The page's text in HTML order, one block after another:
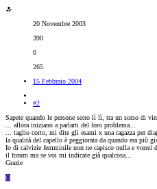
20 Novembre 2003
390
0
265
15 Febbraio 2004
#2
Sapete quando le persone sono lì lì, tra un sorso di
... allora iniziano a parlarti del loro problema...
... taglio corto, mi dite gli esami x una ragazza per
la qualità del capello è peggiorata da quando era più
Io di calvizie femminile non ne capisco nulla e vorrei
il forum ma se voi mi indicate già qualcosa...
Grazie
O